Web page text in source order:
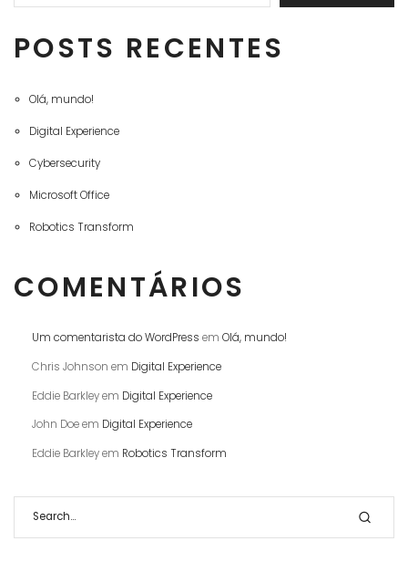
POSTS RECENTES
Olá, mundo!
Digital Experience
Cybersecurity
Microsoft Office
Robotics Transform
COMENTÁRIOS
Um comentarista do WordPress em Olá, mundo!
Chris Johnson em Digital Experience
Eddie Barkleyem Digital Experience
John Doeem Digital Experience
Eddie Barkleyem Robotics Transform